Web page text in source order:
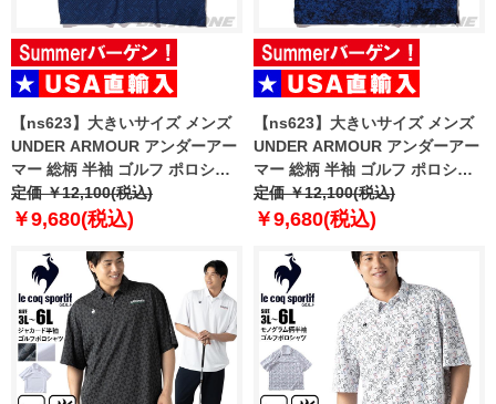
【ns623】大きいサイズ メンズ
UNDER ARMOUR アンダーアー
マー 総柄 半袖 ゴルフ ポロシャ
ツ USA直輸入 um0994-190
定価 ￥12,100(税込)
￥9,680(税込)
【ns623】大きいサイズ メンズ
UNDER ARMOUR アンダーアー
マー 総柄 半袖 ゴルフ ポロシャ
ツ USA直輸入 um0997-1139
定価 ￥12,100(税込)
￥9,680(税込)